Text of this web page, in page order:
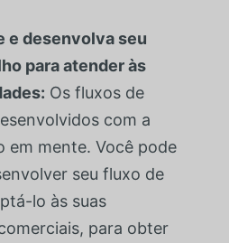
e desenvolva seu
para atender às
Os fluxos de
com a
em mente. Você pode
seu fluxo de
lo às suas
para obter